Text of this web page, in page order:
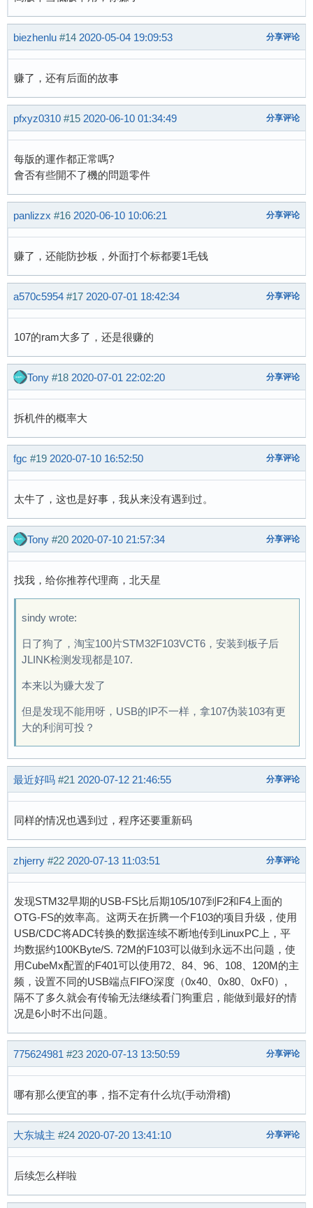
biezhenlu #14 2020-05-04 19:09:53 分享评论
赚了，还有后面的故事
pfxyz0310 #15 2020-06-10 01:34:49 分享评论
每版的運作都正常嗎?
會否有些開不了機的問題零件
panlizzx #16 2020-06-10 10:06:21 分享评论
赚了，还能防抄板，外面打个标都要1毛钱
a570c5954 #17 2020-07-01 18:42:34 分享评论
107的ram大多了，还是很赚的
Tony #18 2020-07-01 22:02:20 分享评论
拆机件的概率大
fgc #19 2020-07-10 16:52:50 分享评论
太牛了，这也是好事，我从来没有遇到过。
Tony #20 2020-07-10 21:57:34 分享评论
找我，给你推荐代理商，北天星
sindy wrote:
日了狗了，淘宝100片STM32F103VCT6，安装到板子后
JLINK检测发现都是107.
本来以为赚大发了
但是发现不能用呀，USB的IP不一样，拿107伪装103有更
大的利润可投？
最近好吗 #21 2020-07-12 21:46:55 分享评论
同样的情况也遇到过，程序还要重新码
zhjerry #22 2020-07-13 11:03:51 分享评论
发现STM32早期的USB-FS比后期105/107到F2和F4上面的
OTG-FS的效率高。这两天在折腾一个F103的项目升级，使用
USB/CDC将ADC转换的数据连续不断地传到LinuxPC上，平
均数据约100KByte/S. 72M的F103可以做到永远不出问题，使
用CubeMx配置的F401可以使用72、84、96、108、120M的主
频，设置不同的USB端点FIFO深度（0x40、0x80、0xF0）,
隔不了多久就会有传输无法继续看门狗重启，能做到最好的情
况是6小时不出问题。
775624981 #23 2020-07-13 13:50:59 分享评论
哪有那么便宜的事，指不定有什么坑(手动滑稽)
大东城主 #24 2020-07-20 13:41:10 分享评论
后续怎么样啦